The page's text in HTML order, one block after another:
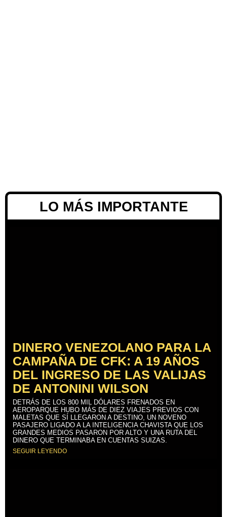
LO MÁS IMPORTANTE
DINERO VENEZOLANO PARA LA
CAMPAÑA DE CFK: A 19 AÑOS
DEL INGRESO DE LAS VALIJAS
DE ANTONINI WILSON
DETRÁS DE LOS 800 MIL DÓLARES FRENADOS EN
AEROPARQUE HUBO MÁS DE DIEZ VIAJES PREVIOS CON
MALETAS QUE SÍ LLEGARON A DESTINO, UN NOVENO
PASAJERO LIGADO A LA INTELIGENCIA CHAVISTA QUE LOS
GRANDES MEDIOS PASARON POR ALTO Y UNA RUTA DEL
DINERO QUE TERMINABA EN CUENTAS SUIZAS.
SEGUIR LEYENDO